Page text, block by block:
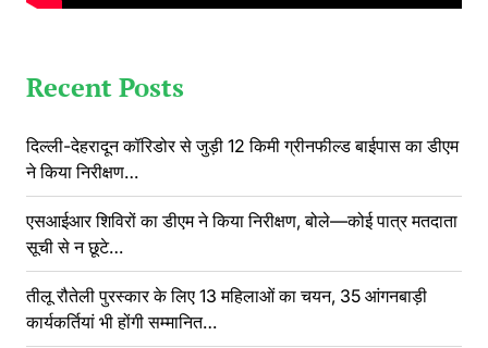
Recent Posts
दिल्ली-देहरादून कॉरिडोर से जुड़ी 12 किमी ग्रीनफील्ड बाईपास का डीएम
ने किया निरीक्षण…
एसआईआर शिविरों का डीएम ने किया निरीक्षण, बोले—कोई पात्र मतदाता
सूची से न छूटे…
तीलू रौतेली पुरस्कार के लिए 13 महिलाओं का चयन, 35 आंगनबाड़ी
कार्यकर्तियां भी होंगी सम्मानित…